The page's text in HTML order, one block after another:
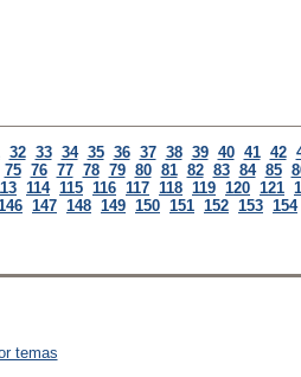
32 33 34 35 36 37 38 39 40 41 42
75 76 77 78 79 80 81 82 83 84 85
114 115 116 117 118 119 120 121
147 148 149 150 151 152 153 154
temas